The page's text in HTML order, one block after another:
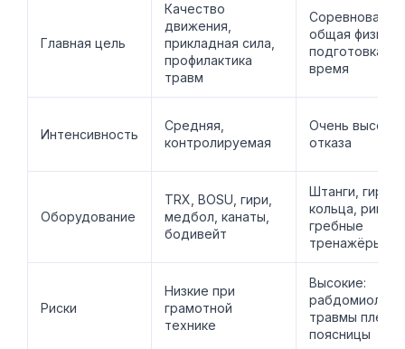
Главная цель
Качество
движения,
прикладная сила,
профилактика
травм
общая
подготовка на
время
Интенсивность
Средняя,
контролируемая
Очень
отказа
Оборудование
TRX, BOSU, гири,
медбол, канаты,
бодивейт
Штанги, гири,
кольца, ринги,
гребные
тренажёры
Риски
Низкие при
грамотной
технике
Высокие:
рабдомиолиз,
травмы плеч и
поясницы